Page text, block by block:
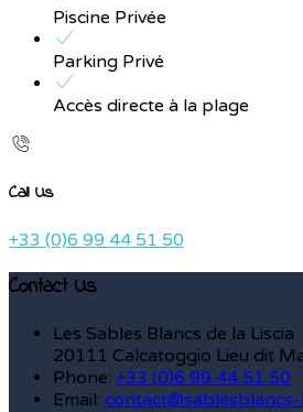
Piscine Privée
Parking Privé
Accès directe à la plage
Call Us
+33 (0)6 99 44 51 50
Contact Us
Les Sables Blancs de la Liscia
20111 Calcatoggio Lieu dit
Phone: +33 (0)6 99 44 51 50
Email: contact@sablesblancs-